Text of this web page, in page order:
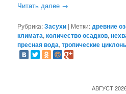
Читать далее →
Рубрика:Засухи | Метки:древние
климата,количество осадков,
пресная вода,тропические
АВГУСТ